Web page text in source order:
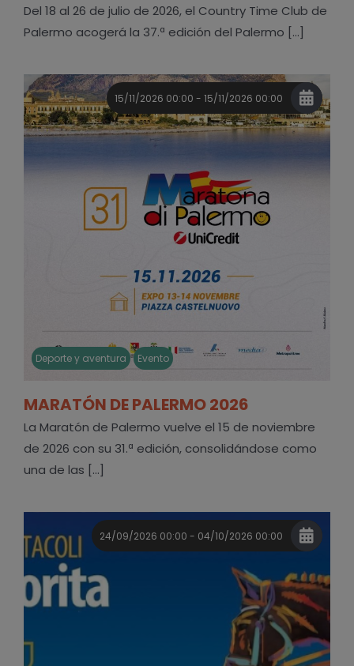
Del 18 al 26 de julio de 2026, el Country Time Club de
Palermo acogerá la 37.ª edición del Palermo [...]
15/11/2026 00:00 - 15/11/2026 00:00
Deporte y aventura Evento
MARATÓN DE PALERMO 2026
La Maratón de Palermo vuelve el 15 de noviembre
de 2026 con su 31.ª edición, consolidándose como
una de las [...]
24/09/2026 00:00 - 04/10/2026 00:00